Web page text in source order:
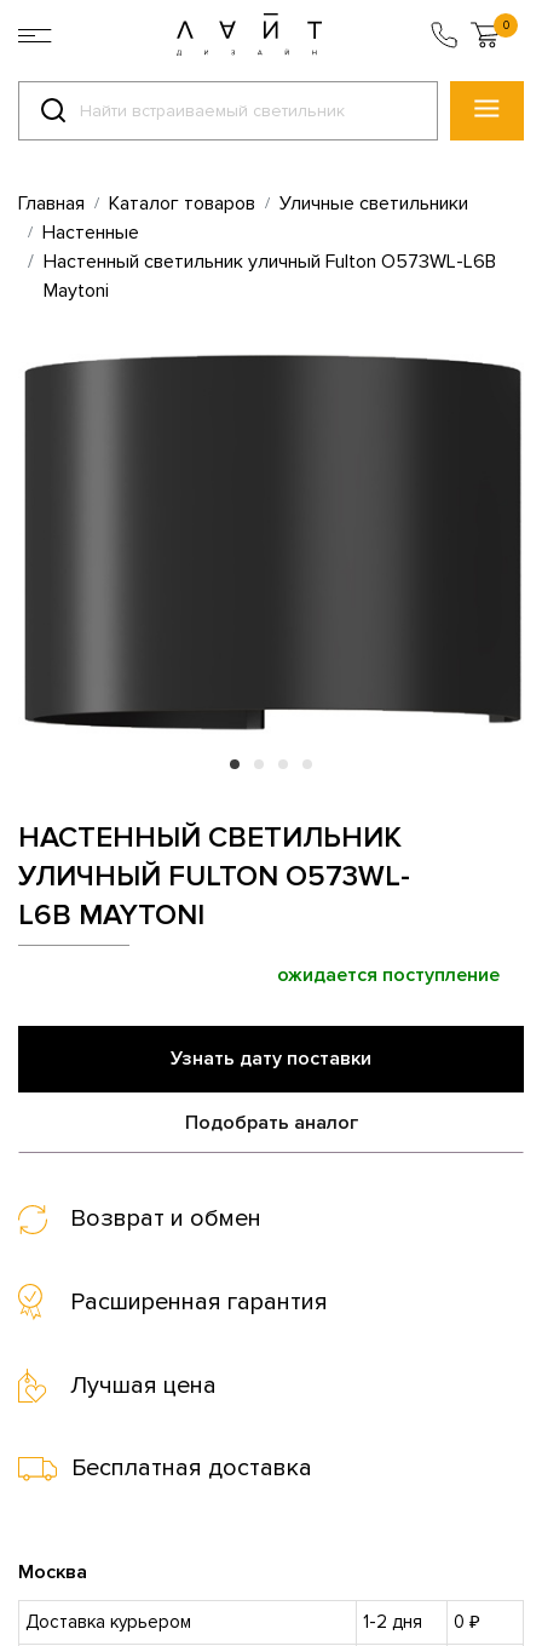
0
Главная Каталог товаров
Уличные светильники
Настенные
Настенный светильник уличный Fulton O573WL-L6B
Maytoni
НАСТЕННЫЙ СВЕТИЛЬНИК
УЛИЧНЫЙ FULTON O573WL-
L6B MAYTONI
ожидается поступление
Узнать дату поставки
Подобрать аналог
Возврат и обмен
Расширенная гарантия
Лучшая цена
Бесплатная доставка
Москва
Доставка курьером 1-2 дня
0 ₽